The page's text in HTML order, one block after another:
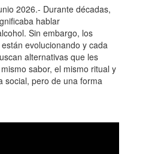
2026.- Durante décadas,
hablar
Sin embargo, los
evolucionando y cada
alternativas que les
sabor, el mismo ritual y
social, pero de una forma